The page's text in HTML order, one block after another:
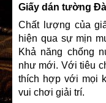
Giấy dán tường
Chất lượng của
hiện qua sự mịn
Khả năng chống
như mới. Với tiêu
thích hợp với mọi
vui chơi giải trí.